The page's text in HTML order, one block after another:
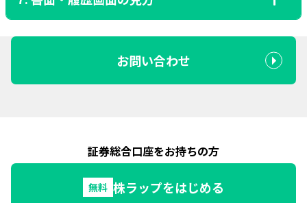
コースをお選びいただき、規約同意画面へお進みくださ
（T+3〜4）
約定結果の反映
※申込締切時限を超えて、または土日祝日に申込手続きを実施した場合
は、所要日数が異なります。
※購入注文をリバランス直前に実施した場合、該当注文処理が先に行わ
STEP 1
当注文処理が先に行われるためリバランスのスケジュールが後倒しにな
方法１：積立を行いたいコースのタブを選択後、「ラッ
プサマリー」画面上の「積立＞」ボタンから購入画面へ
（投資対象ファンドの売却）
売却代金の自動振替
（SBIラップ口座から証券総合口座へ）
※申込締切時限を超えて、または土日祝日に申込手続きを実施した場合
※リバランス処理中に売却注文を行った場合、リバランス処理が先に行
われるため売却スケジュールが後倒しになります。
画面操作ガイド
注文執行
解約代金の自動振替
※処理中の注文がある場合、別の注文を行うことはできません。
※リバランス処理中に解約（全売却）注文を行った場合、リバランス処
理が先に行われるため、解約スケジュールが後倒しになります。
画面操作ガイド
お問い合わせ
証券総合口座をお持ちの方
無料 株ラップをはじめる